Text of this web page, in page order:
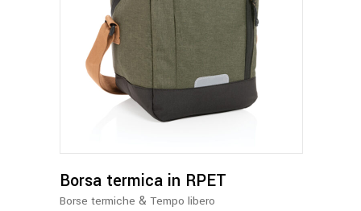
varianti.
opzioni
possono
essere
Borsa termica in RPET
Borse termiche & Tempo libero